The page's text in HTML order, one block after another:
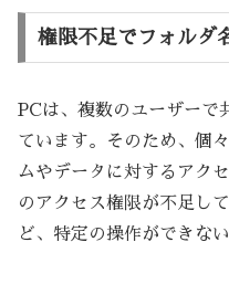
権限不足でフォルダ
PCは、複数のユーザーで
ています。そのため、個
ムやデータに対するアク
のアクセス権限が不足し
ど、特定の操作ができな